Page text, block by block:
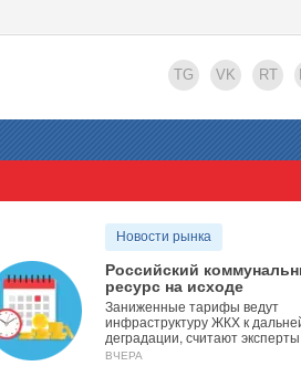
TG VK RT
Новости рынка
Российский
ресурс на исходе
Заниженные тарифы ведут
инфраструктуру ЖКХ к
деградации, считают
ВЧЕРА